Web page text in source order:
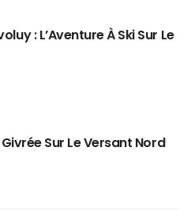
: L’Aventure À Ski Sur Le
Sur Le Versant Nord